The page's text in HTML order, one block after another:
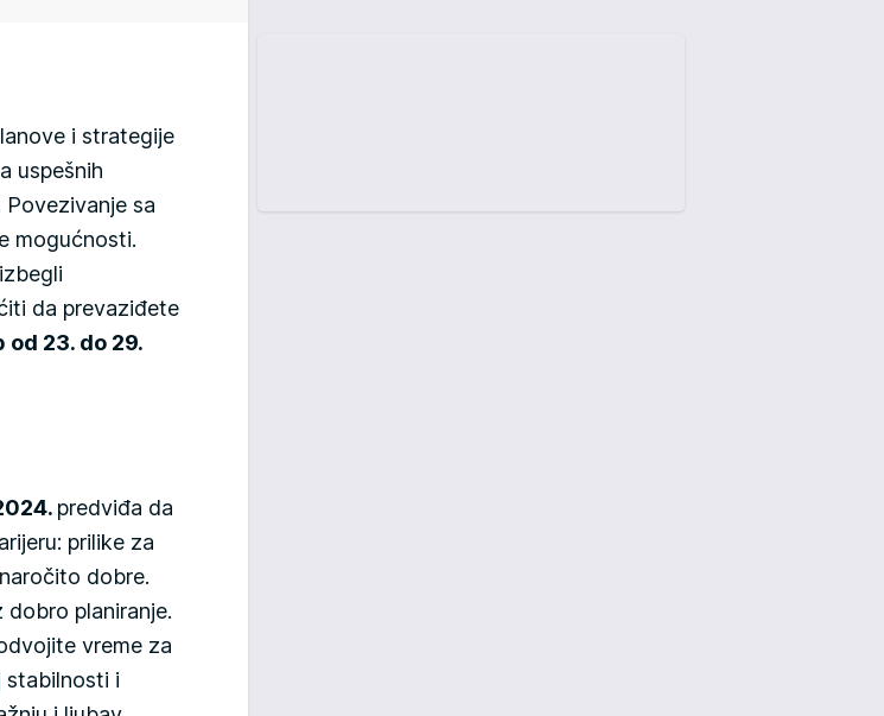
i strategije
uspešnih
sa
mogućnosti.
da prevaziđete
23. do 29.
predviđa da
prilike za
dobre.
planiranje.
vreme za
stabilnosti i